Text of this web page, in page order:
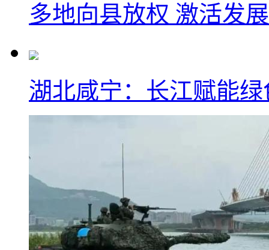
多地向县放权 激活发
湖北咸宁：长江赋能